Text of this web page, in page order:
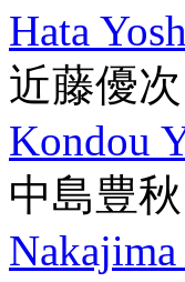
Hata
近藤優次
Kondou
中島豊秋